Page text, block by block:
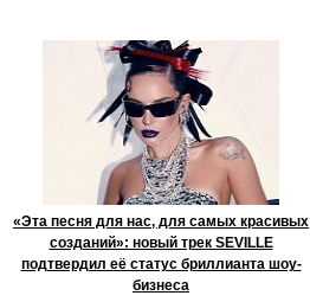
«Эта песня для нас, для самых красивых
созданий»: новый трек SEVILLE
подтвердил её статус бриллианта шоу-
бизнеса